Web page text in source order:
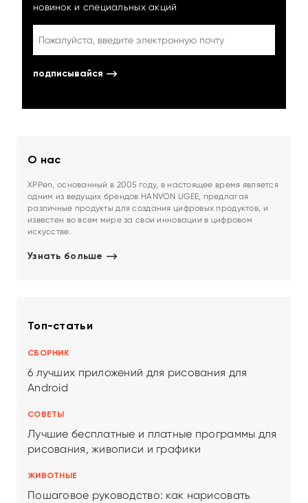
новинок и специальных акций
подписывайся
О нас
XPPen, основанный в 2005 году, в настоящее время является
одним из ведущих брендов HANVON UGEE, предлагая
различные продукты для создания цифровых продуктов, и
известен во всем мире за свои инновации в цифровом
искусстве.
Узнать больше
Топ-статьи
СБОРНИК
6 лучших приложений для рисования для
Android
СОВЕТЫ
Лучшие бесплатные и платные программы для
рисования, живописи и графики
ЖИВОТНЫЕ
Пошаговое руководство: как нарисовать